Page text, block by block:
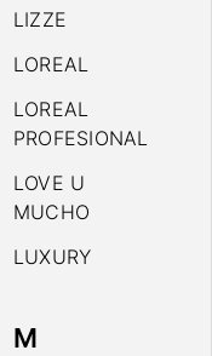
LIZZE
LOREAL
LOREAL
PROFESIONAL
LOVE U
MUCHO
LUXURY
M